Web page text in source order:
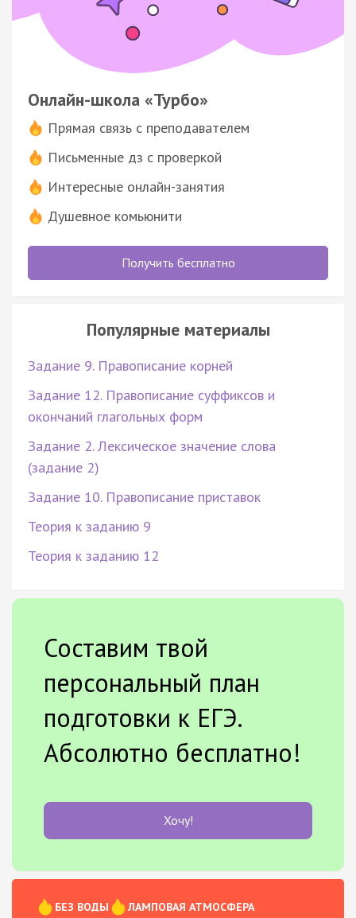
Онлайн-школа «Турбо»
Прямая связь с преподавателем
Письменные дз с проверкой
Интересные онлайн-занятия
Душевное комьюнити
Получить бесплатно
Популярные материалы
Задание 9. Правописание корней
Задание 12. Правописание суффиксов и
окончаний глагольных форм
Задание 2. Лексическое значение слова
(задание 2)
Задание 10. Правописание приставок
Теория к заданию 9
Теория к заданию 12
Составим твой
персональный план
подготовки к ЕГЭ.
Абсолютно бесплатно!
Хочу!
БЕЗ ВОДЫ ЛАМПОВАЯ АТМОСФЕРА